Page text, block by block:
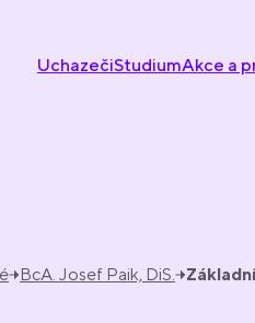
UchazečiStudiumAkce a
BcA. Josef Paik, DiS.